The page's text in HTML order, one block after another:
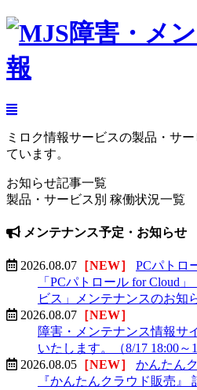
ミロク情報サービスの製品・サ
ています。
お知らせ記事一覧
製品・サービス別 稼働状況一覧
メンテナンス予定・お知らせ
2026.08.07 ［NEW］
PCパトロ
「PCパトロール for Cloud
ビス」メンテナンスのお知
2026.08.07 ［NEW］
障害・メンテナンス情報サ
いたします。（8/17 18:00～
2026.08.05 ［NEW］
かんたん
『かんたんクラウド販売』